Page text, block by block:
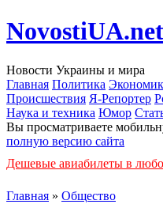
NovostiUA.net
Новости Украины и мира
Главная Политика
Происшествия Я-Репортер
Наука и техника Юмор
Вы просматриваете
полную версию сайта
Дешевые авиабилеты в
Главная » Общество